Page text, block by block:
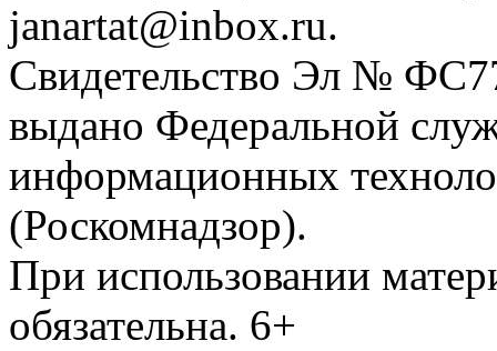
janartat@inbox.ru.
Свидетельство Эл №
выдано Федеральной
информационных
(Роскомнадзор).
При использовании
обязательна. 6+